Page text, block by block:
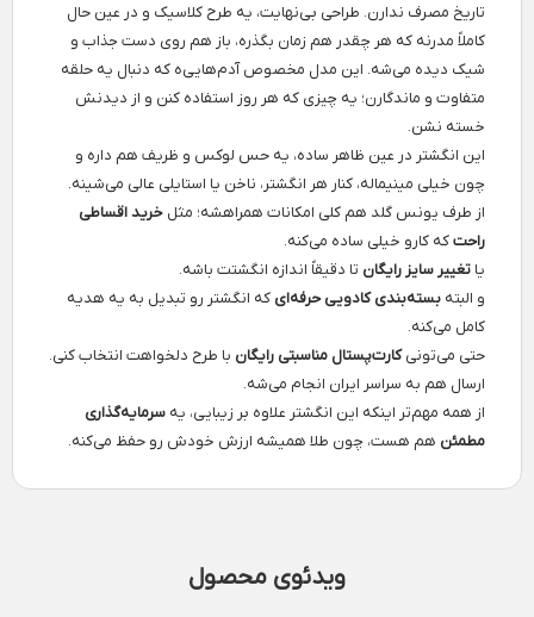
تاریخ مصرف ندارن. طراحی بی‌نهایت، یه طرح کلاسیک و در عین حال
کاملاً مدرنه که هر چقدر هم زمان بگذره، باز هم روی دست جذاب و
شیک دیده می‌شه. این مدل مخصوص آدم‌هایی‌ه که دنبال یه حلقه
متفاوت و ماندگارن؛ یه چیزی که هر روز استفاده کنن و از دیدنش
خسته نشن.
این انگشتر در عین ظاهر ساده، یه حس لوکس و ظریف هم داره و
چون خیلی مینیماله، کنار هر انگشتر، ناخن یا استایلی عالی می‌شینه.
از طرف یونس گلد هم کلی امکانات همراهشه؛ مثل خرید اقساطی
راحتکه کارو خیلی ساده می‌کنه.
یا تغییر سایز رایگان تا دقیقاً اندازه انگشتت باشه.
و البته بسته‌بندی کادویی حرفه‌ای که انگشتر رو تبدیل به یه هدیه
کامل می‌کنه.
حتی می‌تونیکارت‌پستال مناسبتی رایگان با طرح دلخواهت انتخاب کنی.
ارسال هم به سراسر ایران انجام می‌شه.
از همه مهم‌تر اینکه این انگشتر علاوه بر زیبایی، یه سرمایه‌گذاری
مطمئن هم هست، چون طلا همیشه ارزش خودش رو حفظ می‌کنه.
ویدئوی محصول